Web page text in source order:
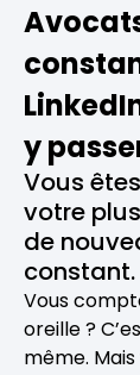
y
Vous
votre
de
constant.
Vous
oreille ?
même.